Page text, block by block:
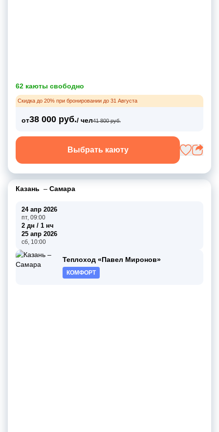
62 каюты свободно
Скидка до 20% при бронировании до 31 Августа
от38 000 руб./ чел41 800 руб.
Выбрать каюту
Казань – Самара
24 апр 2026
пт, 09:00
2 дн / 1 нч
25 апр 2026
сб, 10:00
Теплоход «Павел Миронов»
КОМФОРТ